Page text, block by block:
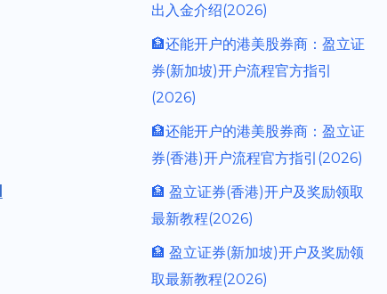
出入金介绍(2026)
🏦还能开户的港美股券商：盈立证
券(新加坡)开户流程官方指引
(2026)
🏦还能开户的港美股券商：盈立证
券(香港)开户流程官方指引(2026)
🏦 盈立证券(香港)开户及奖励领取
最新教程(2026)
🏦 盈立证券(新加坡)开户及奖励领
取最新教程(2026)